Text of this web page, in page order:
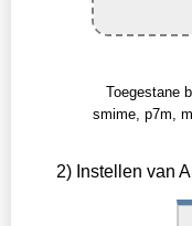
Toegestane
smime, p7m,
2) Instellen van